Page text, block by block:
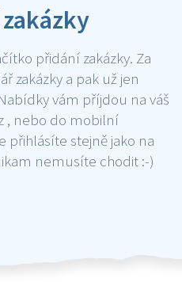
přidání zakázky. Za
zakázky a pak už jen
vám příjdou na váš
, nebo do mobilní
přihlásíte stejně jako na
nemusíte chodit :-)